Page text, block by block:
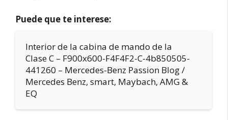
Puede que te interese:
Interior de la cabina de mando de la
Clase C – F900x600-F4F4F2-C-4b850505-
441260 – Mercedes-Benz Passion Blog /
Mercedes Benz, smart, Maybach, AMG &
EQ